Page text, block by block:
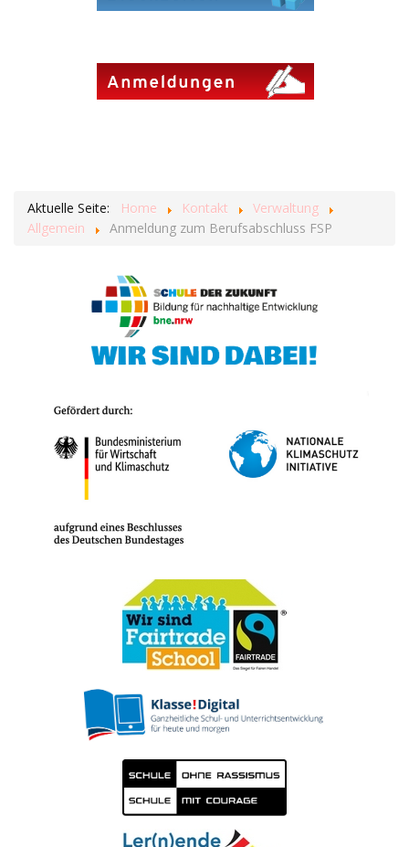
Aktuelle Seite: Home Kontakt
Verwaltung
Allgemein
Anmeldung zum Berufsabschluss FSP